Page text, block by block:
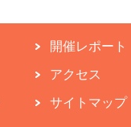
開催レポート
アクセス
サイトマップ